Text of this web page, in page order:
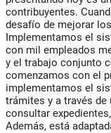
contribuyentes.
desafío de mejorar
Implementamos el
con mil empleados
y el trabajo conjunto
comenzamos con el
implementamos el
trámites y a través de
consultar
Además, está